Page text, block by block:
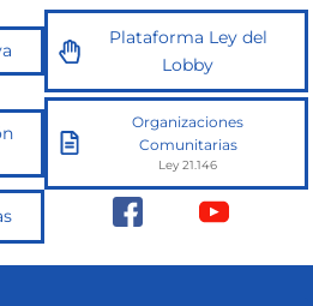
Plataforma Ley del
Lobby
Organizaciones
Comunitarias
Ley 21.146